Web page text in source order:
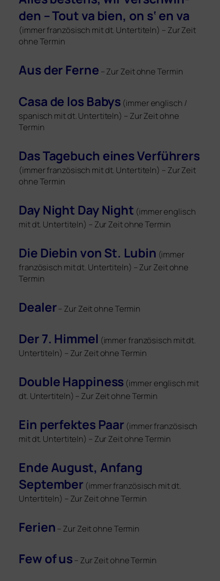
den – Tout va bien, on s‘ en va
(immer fran­zö­sisch mit dt. Untertiteln) – Zur Zeit
ohne Termin
Aus der Ferne – Zur Zeit ohne Termin
Casa de los Babys (immer eng­lisch /
spa­nisch mit dt. Untertiteln) – Zur Zeit ohne
Termin
Das Tagebuch eines Verführers
(immer fran­zö­sisch mit dt. Untertiteln) – Zur Zeit
ohne Termin
Day Night Day Night (immer eng­lisch
mit dt. Untertiteln) – Zur Zeit ohne Termin
Die Diebin von St. Lubin (immer
fran­zö­sisch mit dt. Untertiteln) – Zur Zeit ohne
Termin
Dealer– Zur Zeit ohne Termin
Der 7. Himmel (immer fran­zö­sisch mit dt.
Untertiteln) – Zur Zeit ohne Termin
Double Happiness (immer eng­lisch mit
dt. Untertiteln) – Zur Zeit ohne Termin
Ein per­fek­tes Paar (immer fran­zö­sisch
mit dt. Untertiteln) – Zur Zeit ohne Termin
Ende August, Anfang
September (immer fran­zö­sisch mit dt.
Untertiteln) – Zur Zeit ohne Termin
Ferien – Zur Zeit ohne Termin
Few of us– Zur Zeit ohne Termin